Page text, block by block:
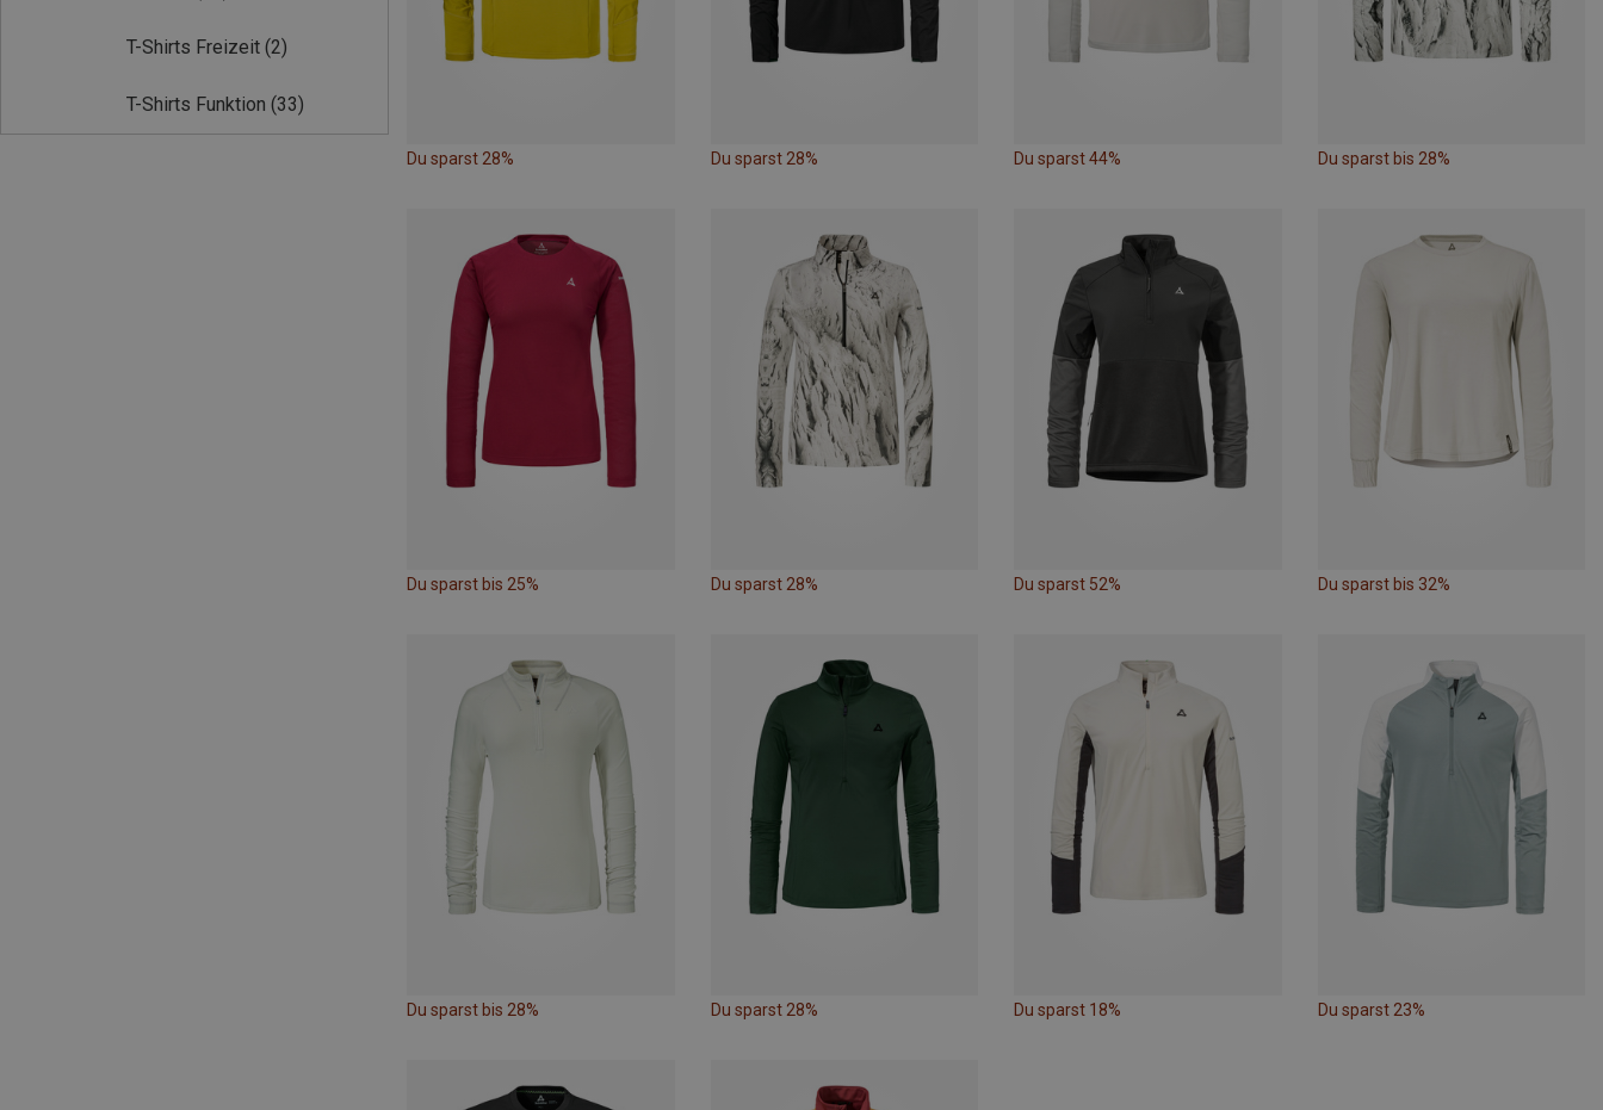
T-Shirts Freizeit (2)
T-Shirts Funktion (33)
Du sparst 28% Du sparst 28% Du sparst 44% Du sparst bis 28%
Du sparst bis 25% Du sparst 28% Du sparst 52% Du sparst bis 32%
Du sparst bis 28% Du sparst 28% Du sparst 18% Du sparst 23%